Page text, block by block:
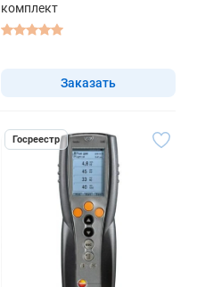
комплект
Заказать
Госреестр